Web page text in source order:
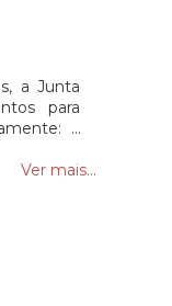
a Junta
para
•
Ver mais...